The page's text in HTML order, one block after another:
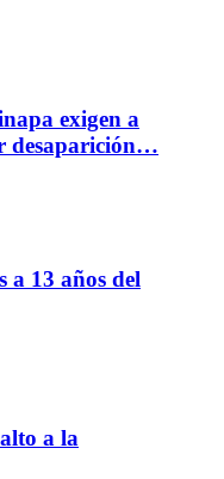
exigen a
desaparición…
a 13 años del
a la